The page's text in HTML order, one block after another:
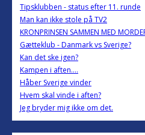
Tipsklubben - status efter 11. runde
Man kan ikke stole på TV2
KRONPRINSEN SAMMEN MED
Gætteklub - Danmark vs Sverige?
Kan det ske igen?
Kampen i aften....
Håber Sverige vinder
Hvem skal vinde i aften?
Jeg bryder mig ikke om det.